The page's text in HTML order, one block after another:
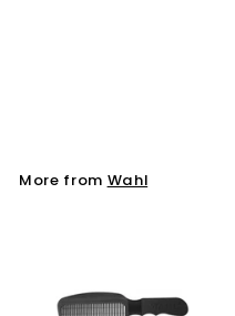
More from Wahl